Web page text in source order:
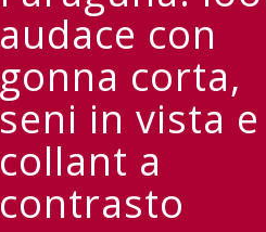
audace con
gonna corta,
seni in vista e
collant a
contrasto